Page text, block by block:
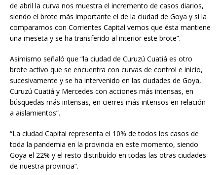
de abril la curva nos muestra el incremento de casos diarios,
siendo el brote más importante el de la ciudad de Goya y si la
comparamos con Corrientes Capital vemos que ésta mantiene
una meseta y se ha transferido al interior este brote”.
Asimismo señaló que “la ciudad de Curuzú Cuatiá es otro
brote activo que se encuentra con curvas de control e inicio,
sucesivamente y se ha intervenido en las ciudades de Goya,
Curuzú Cuatiá y Mercedes con acciones más intensas, en
búsquedas más intensas, en cierres más intensos en relación
a aislamientos”.
“La ciudad Capital representa el 10% de todos los casos de
toda la pandemia en la provincia en este momento, siendo
Goya el 22% y el resto distribuído en todas las otras ciudades
de nuestra provincia”.